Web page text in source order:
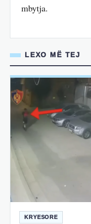
mbytja.
LEXO MË TEJ
KRYESORE